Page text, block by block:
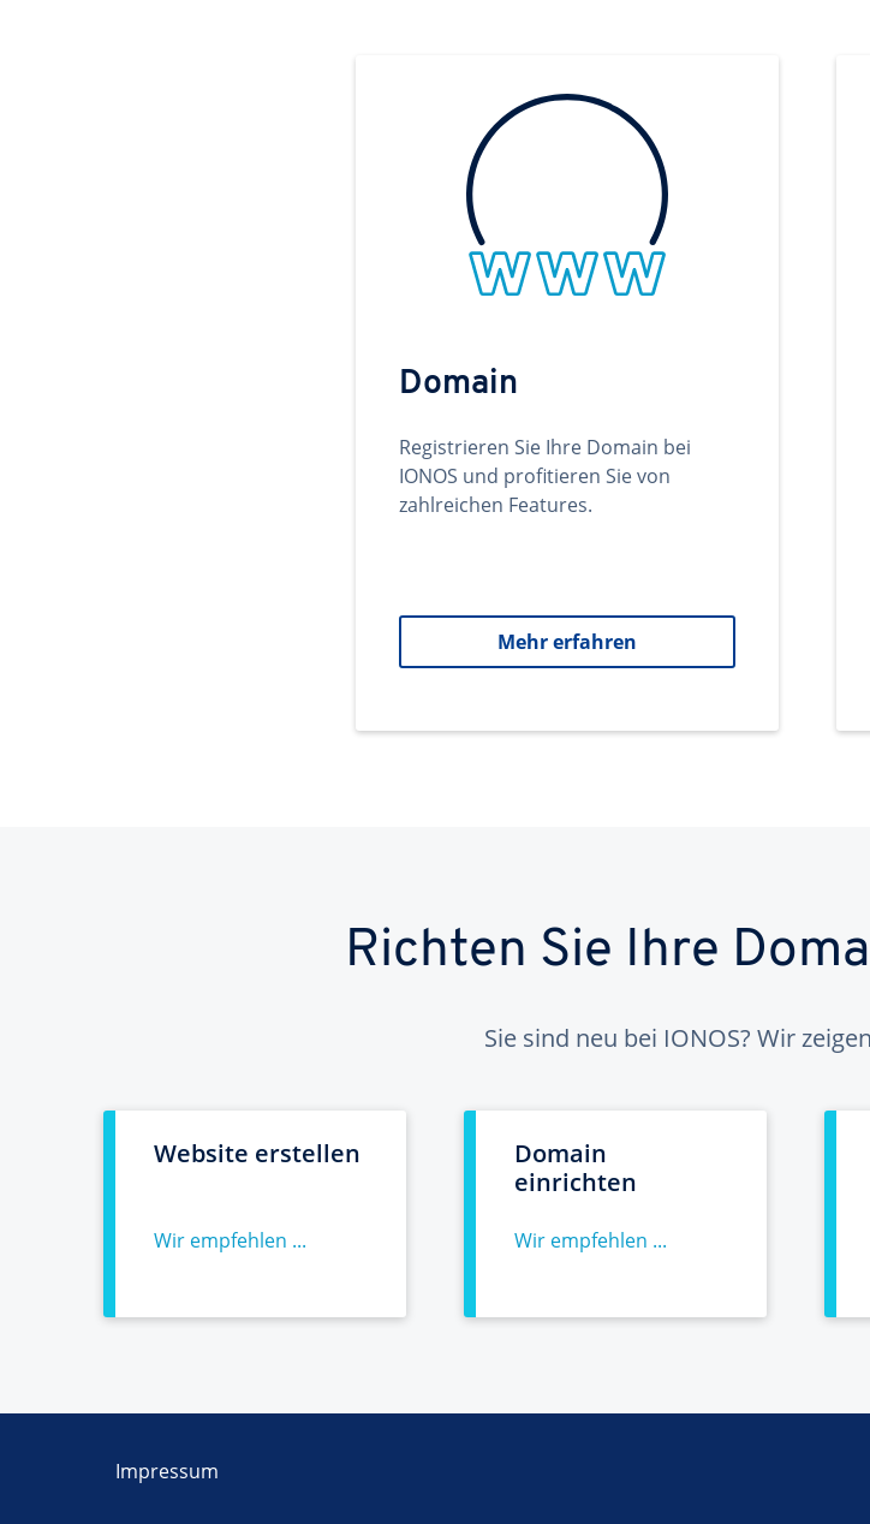
Domain
Registrieren Sie Ihre Domain bei
IONOS und profitieren Sie von
zahlreichen Features.
Mehr erfahren
Richten Sie Ihre
Sie sind neu bei IONOS? Wir
Website erstellen
Wir empfehlen ...
Domain
einrichten
Wir empfehlen ...
Impressum